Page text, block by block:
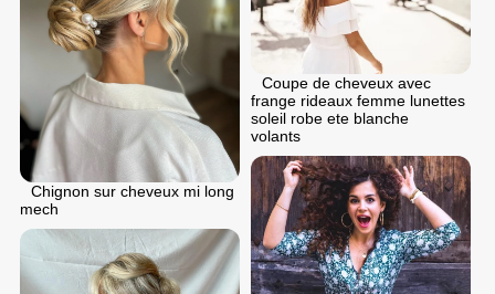
Chignon sur cheveux mi long
mech
Coupe de cheveux avec
frange rideaux femme lunettes
soleil robe ete blanche
volants